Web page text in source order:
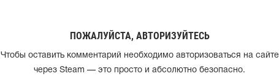
ПОЖАЛУЙСТА, АВТОРИЗУЙТЕСЬ
Чтобы оставить комментарий необходимо авторизоваться на сайте
через Steam — это просто и абсолютно безопасно.